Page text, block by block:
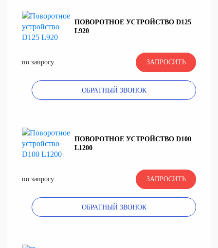
ПОВОРОТНОЕ УСТРОЙСТВО D125
L920
по запросу ЗАПРОСИТЬ
ОБРАТНЫЙ ЗВОНОК
ПОВОРОТНОЕ УСТРОЙСТВО D100
L1200
по запросу ЗАПРОСИТЬ
ОБРАТНЫЙ ЗВОНОК